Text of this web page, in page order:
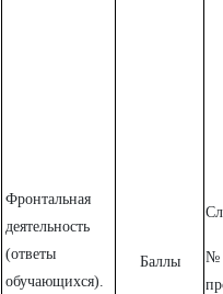
Фронтальная
деятельность
(ответы
обучающихся).
Баллы
№